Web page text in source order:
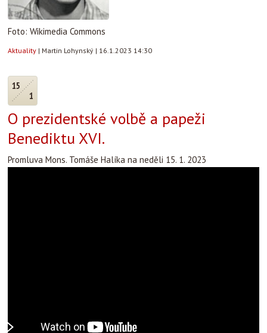
Foto: Wikimedia Commons
Aktuality | Martin Lohynský | 16.1.2023 14:30
15
1
O prezidentské volbě a papeži
Benediktu XVI.
Promluva Mons. Tomáše Halíka na neděli 15. 1. 2023